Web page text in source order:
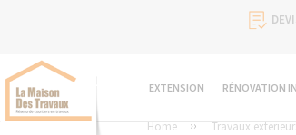
EXTENSION RÉNOVATION
Home Travaux